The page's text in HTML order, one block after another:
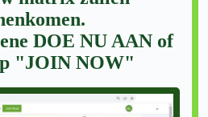
DOE NU AAN of
"JOIN NOW"